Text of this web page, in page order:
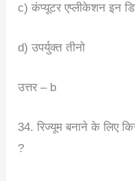
c) कंप्यूटर एप्लीकेशन इन
d) उपर्युक्त तीनो
उत्तर – b
34. रिज्यूम बनाने के लिए
?